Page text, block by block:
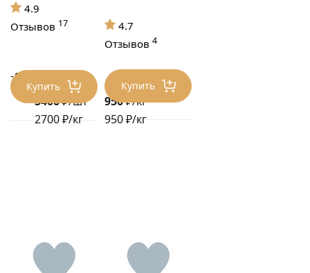
Купить
-17% 6480 ₽/шт
5400₽/шт
2700 ₽/кг
4.9
Отзывов 17
Купить
950₽/кг
950 ₽/кг
4.7
Отзывов4